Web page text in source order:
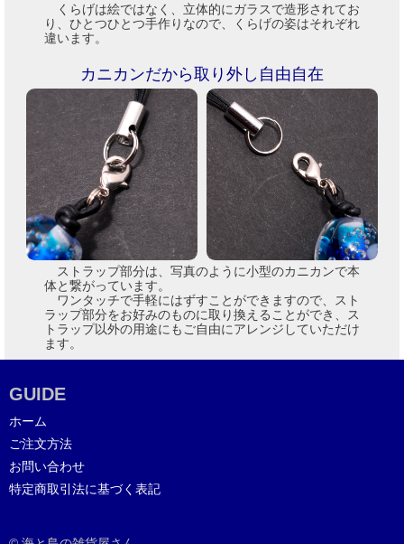
くらげは絵ではなく、立体的にガラスで造形されてお
り、ひとつひとつ手作りなので、くらげの姿はそれぞれ
違います。
カニカンだから取り外し自由自在
ストラップ部分は、写真のように小型のカニカンで本
体と繋がっています。
ワンタッチで手軽にはずすことができますので、スト
ラップ部分をお好みのものに取り換えることができ、ス
トラップ以外の用途にもご自由にアレンジしていただけ
ます。
GUIDE
ホーム
ご注文方法
お問い合わせ
特定商取引法に基づく表記